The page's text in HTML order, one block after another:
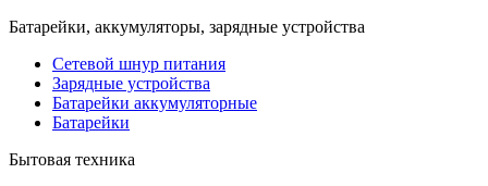
Батарейки, аккумуляторы, зарядные устройства
Сетевой шнур питания
Зарядные устройства
Батарейки аккумуляторные
Батарейки
Бытовая техника